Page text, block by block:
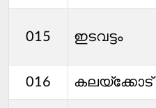
015 ഇടവട്ടം
016 കലയ്ക്കോട്